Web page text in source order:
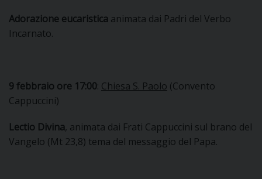
Adorazione eucaristica animata dai Padri del Verbo
Incarnato.
9 febbraio ore 17:00: Chiesa S. Paolo (Convento
Cappuccini)
Lectio Divina, animata dai Frati Cappuccini sul brano del
Vangelo (Mt 23,8) tema del messaggio del Papa.